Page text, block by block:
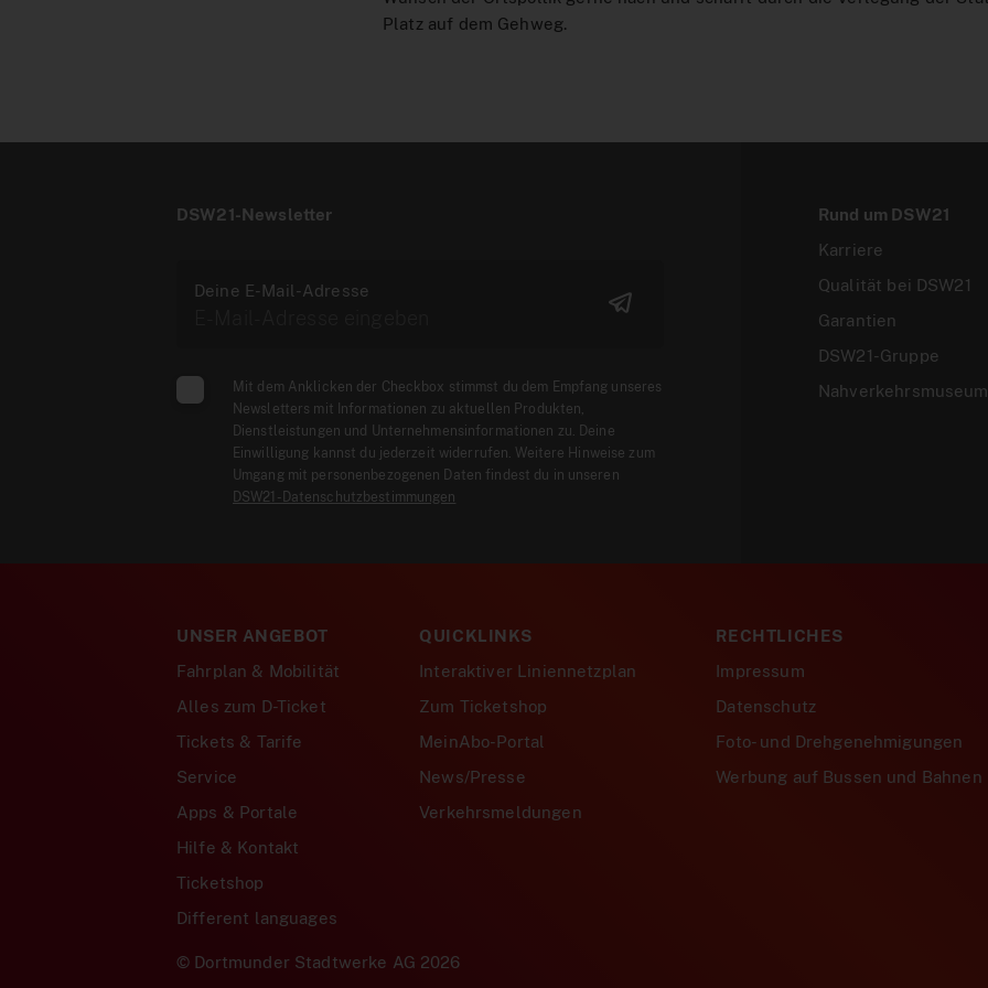
Platz auf dem Gehweg.
DSW21-Newsletter
Deine E-Mail-Adresse
Mit dem Anklicken der Checkbox stimmst du dem Empfang unseres
Newsletters mit Informationen zu aktuellen Produkten,
Dienstleistungen und Unternehmensinformationen zu. Deine
Einwilligung kannst du jederzeit widerrufen. Weitere Hinweise zum
Umgang mit personenbezogenen Daten findest du in unseren
DSW21-Datenschutzbestimmungen
Rund um DSW21
Karriere
Qualität bei DSW21
Garantien
DSW21-Gruppe
Nahverkehrsmuseum
UNSER ANGEBOT
Fahrplan & Mobilität
Alles zum D-Ticket
Tickets & Tarife
Service
Apps & Portale
Hilfe & Kontakt
Ticketshop
Different languages
QUICKLINKS
Interaktiver Liniennetzplan
Zum Ticketshop
MeinAbo-Portal
News/Presse
Verkehrsmeldungen
RECHTLICHES
Impressum
Datenschutz
Foto- und Drehgenehmigungen
Werbung auf Bussen und Bahnen
© Dortmunder Stadtwerke AG 2026